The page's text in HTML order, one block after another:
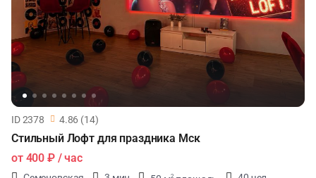
ID 2378 4.86 (14)
Стильный Лофт для праздника Мск
от 400 ₽/ час
2